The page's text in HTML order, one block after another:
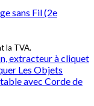
sans Fil (2e
la TVA.
extracteur à cliquet
Les Objets
avec Corde de